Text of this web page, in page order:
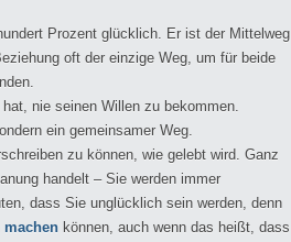
Prozent glücklich. Er ist der Mittelweg
oft der einzige Weg, um für beide
nie seinen Willen zu bekommen.
ein gemeinsamer Weg.
zu können, wie gelebt wird. Ganz
handelt – Sie werden immer
dass Sie unglücklich sein werden, denn
können, auch wenn das heißt, dass